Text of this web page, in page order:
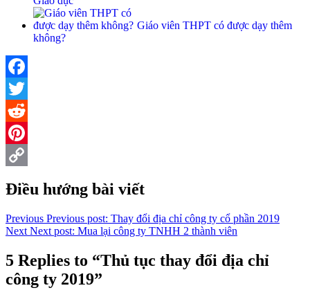
Giáo viên THPT có được dạy thêm
không?
Facebook
Twitter
Reddit
Pinterest
Điều hướng bài viết
Previous Previous post: Thay đổi địa chỉ công ty cổ phần 2019
Next Next post: Mua lại công ty TNHH 2 thành viên
5 Replies to “Thủ tục thay đổi địa chỉ
công ty 2019”